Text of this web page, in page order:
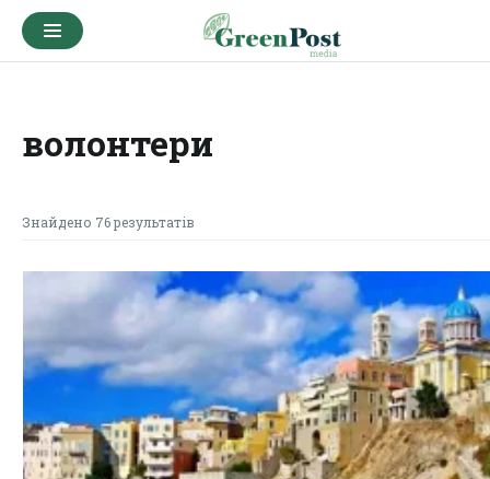
волонтери
Знайдено 76 результатів